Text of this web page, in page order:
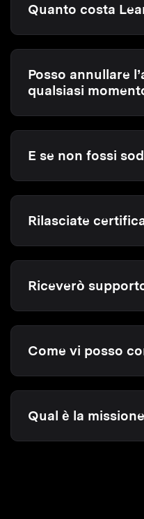
Quanto costa
Posso annullare
qualsiasi
E se non fossi
Rilasciate
Riceverò
Come vi posso
Qual è la